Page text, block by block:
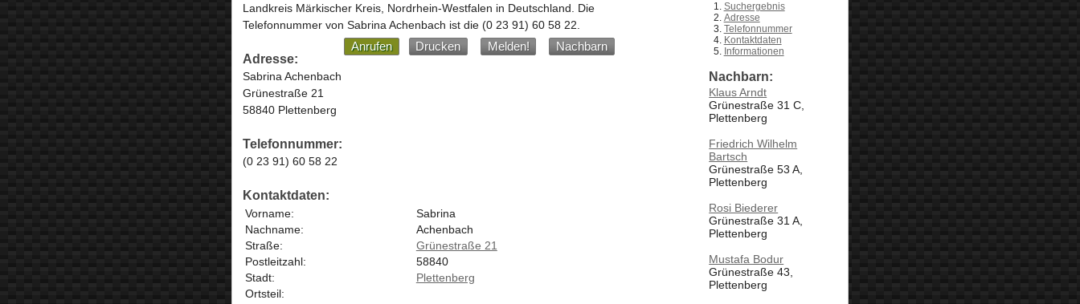
Landkreis Märkischer Kreis, Nordrhein-Westfalen in Deutschland
Die
Telefonnummer von Sabrina Achenbach ist die (0 23 91) 60 58 22
Anrufen Drucken Melden!
Nachbarn
Adresse:
Sabrina Achenbach
Grünestraße 21
58840 Plettenberg
Telefonnummer:
(0 23 91) 60 58 22
Kontaktdaten:
Vorname:
Sabrina
Nachname:
Achenbach
Straße:
Grünestraße 21
Postleitzahl:
58840
Stadt:
Plettenberg
Ortsteil:
Suchergebnis
Adresse
Telefonnummer
Kontaktdaten
Informationen
Nachbarn:
Klaus Arndt
Grünestraße 31 C,
Plettenberg
Friedrich Wilhelm
Bartsch
Grünestraße 53 A,
Plettenberg
Rosi Biederer
Grünestraße 31 A,
Plettenberg
Mustafa Bodur
Grünestraße 43,
Plettenberg